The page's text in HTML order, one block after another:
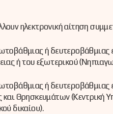
ηλεκτρονική αίτηση
ή
ή του εξωτερικού
ή
και Θρησκευμάτων
δικαίου).